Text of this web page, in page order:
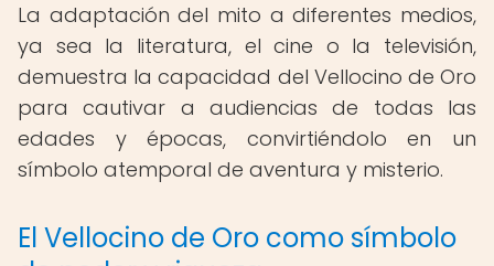
La adaptación del mito a diferentes medios,
ya sea la literatura, el cine o la televisión,
demuestra la capacidad del Vellocino de Oro
para cautivar a audiencias de todas las
edades y épocas, convirtiéndolo en un
símbolo atemporal de aventura y misterio.
El Vellocino de Oro como símbolo